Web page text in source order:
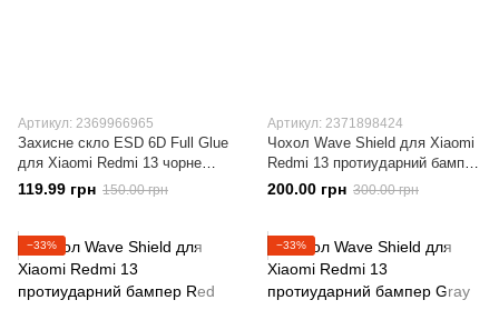
Артикул: 2369966965
Захисне скло ESD 6D Full Glue
для Xiaomi Redmi 13 чорне
повноекранне
119.99 грн 150.00 грн
Артикул: 2371898424
Чохол Wave Shield для Xiaomi
Redmi 13 протиударний бампер
Black
200.00 грн 300.00 грн
−33% −33%